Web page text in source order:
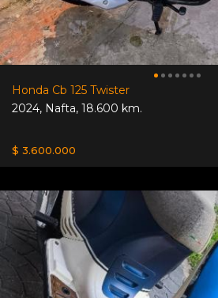
Honda Cb 125 Twister
2024, Nafta, 18.600 km.
$ 3.600.000